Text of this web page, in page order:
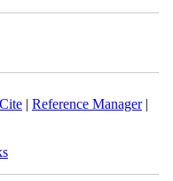
|Reference Manager